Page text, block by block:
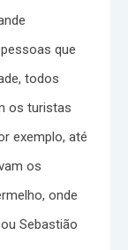
que
todos
os turistas
exemplo, até
os
onde
Sebastião